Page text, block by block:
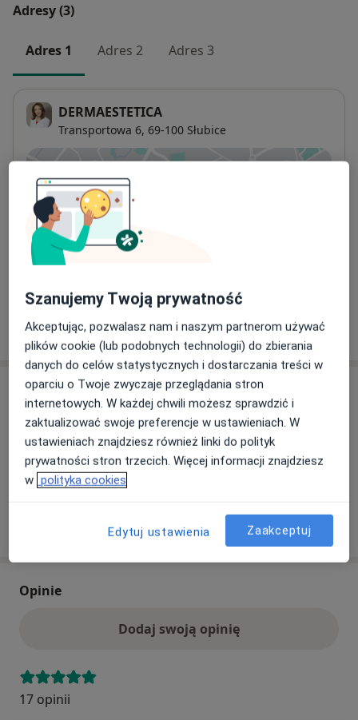
Adresy (3)
Adres 1 Adres 2 Adres 3
DERMAESTETICA
Transportowa 6, 69-100 Słubice
Dostępność
W tym gabinecie nie można umawiać wizyt przez
internet
Co mam zrobić w tej sytuacji?
Pokaż więcej
o adresie
Ubezpieczenia - brak akceptowanych
Ten specjalista przyjmuje wyłącznie pacjentów
prywatnych. Możesz opłacić wizytę samodzielnie lub
znaleźć innego specjalistę, który akceptuje Twoje
ubezpieczenie.
Szukaj specjalistów według ubezpieczenia
Opinie
Dodaj swoją opinię
17 opinii
Szanujemy Twoją prywatność
Akceptując, pozwalasz nam i naszym partnerom używać
plików cookie (lub podobnych technologii) do zbierania
danych do celów statystycznych i dostarczania treści w
oparciu o Twoje zwyczaje przeglądania stron
internetowych. W każdej chwili możesz sprawdzić i
zaktualizować swoje preferencje w ustawieniach. W
ustawieniach znajdziesz również linki do polityk
prywatności stron trzecich. Więcej informacji znajdziesz
w polityka cookies
Edytuj ustawienia Zaakceptuj